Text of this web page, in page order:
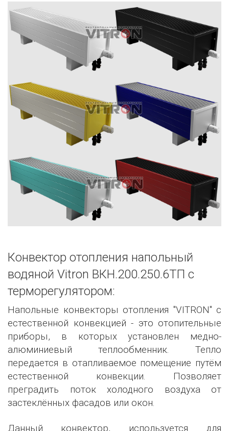
Конвектор отопления напольный
водяной Vitron ВКН.200.250.6ТП с
терморегулятором:
Напольные конвекторы отопления "VITRON" с
естественной конвекцией - это отопительные
приборы, в которых установлен медно-
алюминиевый теплообменник. Тепло
передается в отапливаемое помещение путём
естественной конвекции. Позволяет
преградить поток холодного воздуха от
застеклённых фасадов или окон.
Данный конвектор, используется для